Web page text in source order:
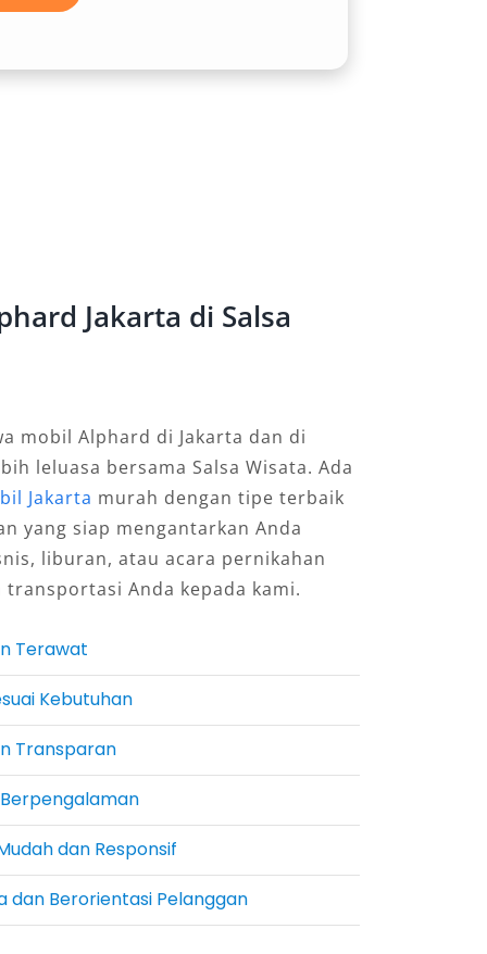
Jakarta di Salsa
mobil Alphard di Jakarta dan di
leluasa bersama Salsa Wisata. Ada
Jakarta murah dengan tipe terbaik
yang siap mengantarkan Anda
liburan, atau acara pernikahan
Anda kepada kami.
Terawat
Kebutuhan
Transparan
dan Responsif
dan Berorientasi Pelanggan